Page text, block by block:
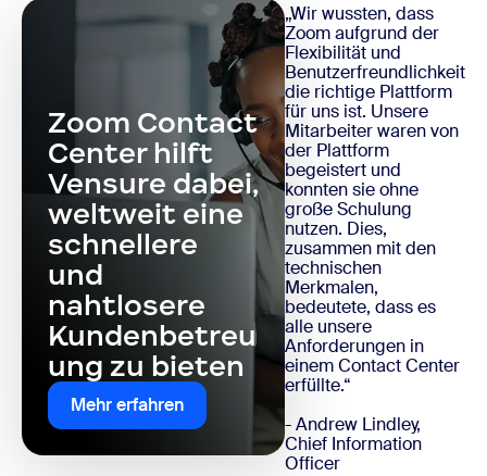
Zoom Contact
Center hilft
Vensure dabei,
weltweit eine
schnellere
und
nahtlosere
Kundenbetreu
ung zu bieten
Mehr erfahren
„Wir wussten, dass
Zoom aufgrund der
Flexibilität und
Benutzerfreundlichkeit
die richtige Plattform
für uns ist. Unsere
Mitarbeiter waren von
der Plattform
begeistert und
konnten sie ohne
große Schulung
nutzen. Dies,
zusammen mit den
technischen
Merkmalen,
bedeutete, dass es
alle unsere
Anforderungen in
einem Contact Center
erfüllte.“
- Andrew Lindley,
Chief Information
Officer